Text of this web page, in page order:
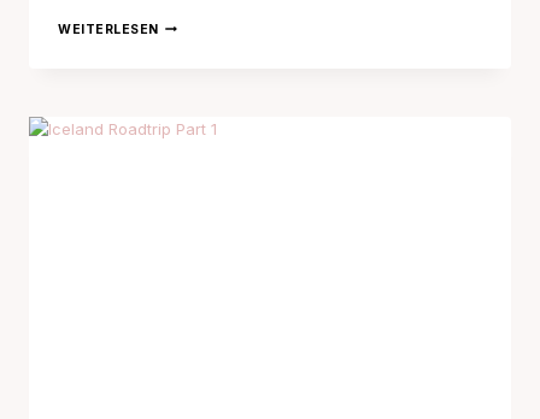
WEITERLESENHEJ,